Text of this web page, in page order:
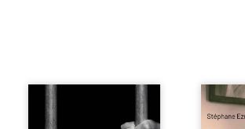
« Une nuit suffit
parfois pour briser